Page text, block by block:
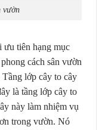
vườn
ưu tiên hạng mục
cách sân vườn
lớp cây to cây
là tầng lớp cây to
này làm nhiệm vụ
trong vườn. Nó